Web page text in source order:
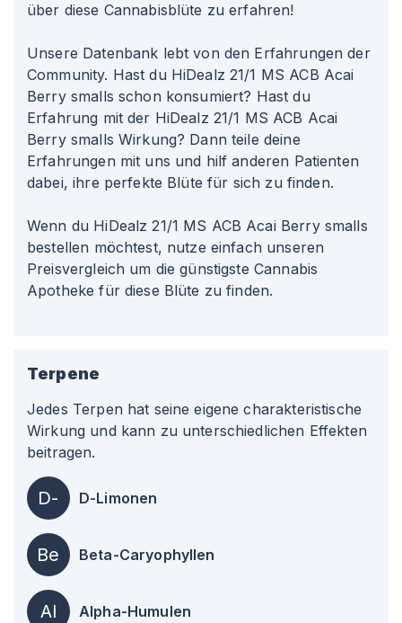
über diese Cannabisblüte zu erfahren!
Unsere Datenbank lebt von den Erfahrungen der
Community. Hast du HiDealz 21/1 MS ACB Acai
Berry smalls schon konsumiert? Hast du
Erfahrung mit der HiDealz 21/1 MS ACB Acai
Berry smalls Wirkung? Dann teile deine
Erfahrungen mit uns und hilf anderen Patienten
dabei, ihre perfekte Blüte für sich zu finden.
Wenn du HiDealz 21/1 MS ACB Acai Berry smalls
bestellen möchtest, nutze einfach unseren
Preisvergleich um die günstigste Cannabis
Apotheke für diese Blüte zu finden.
Terpene
Jedes Terpen hat seine eigene charakteristische
Wirkung und kann zu unterschiedlichen Effekten
beitragen.
D- D-Limonen
Be Beta-Caryophyllen
Al Alpha-Humulen